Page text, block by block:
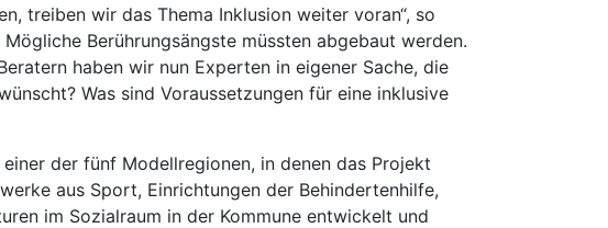
treiben wir das Thema Inklusion weiter voran“, so
Berührungsängste müssten abgebaut werden.
haben wir nun Experten in eigener Sache, die
Was sind Voraussetzungen für eine inklusive
der fünf Modellregionen, in denen das Projekt
aus Sport, Einrichtungen der Behindertenhilfe,
im Sozialraum in der Kommune entwickelt und